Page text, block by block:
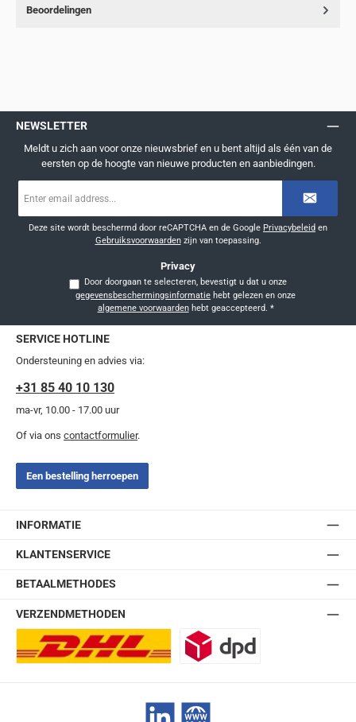
Beoordelingen
NEWSLETTER
Meldt u zich aan voor onze nieuwsbrief en u bent altijd als één van de
eersten op de hoogte van nieuwe producten en aanbiedingen.
mailadres
Deze site wordt beschermd door reCAPTCHA en de Google Privacybeleid en
Gebruiksvoorwaardenzijn van toepassing.
Privacy
Door doorgaan te selecteren, bevestigt u dat u onze
gegevensbeschermingsinformatie
algemene voorwaardenhebt geaccepteerd. *
SERVICE HOTLINE
Ondersteuning en advies via:
+31 85 40 10 130
ma-vr, 10.00 - 17.00 uur
Of via ons contactformulier.
Een bestelling herroepen
INFORMATIE
KLANTENSERVICE
BETAALMETHODES
VERZENDMETHODEN